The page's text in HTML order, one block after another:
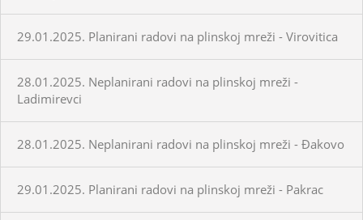
29.01.2025. Planirani radovi na plinskoj mreži - Virovitica
28.01.2025. Neplanirani radovi na plinskoj mreži -
Ladimirevci
28.01.2025. Neplanirani radovi na plinskoj mreži - Đakovo
29.01.2025. Planirani radovi na plinskoj mreži - Pakrac